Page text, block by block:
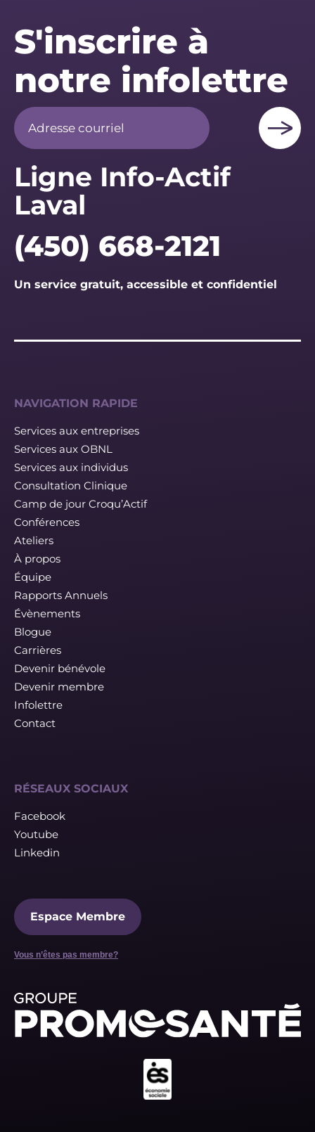
S'inscrire à
notre infolettre
Ligne Info-Actif
Laval
(450) 668-2121
Un service gratuit, accessible et confidentiel
NAVIGATION RAPIDE
Services aux entreprises
Services aux OBNL
Services aux individus
Consultation Clinique
Camp de jour Croqu’Actif
Conférences
Ateliers
À propos
Équipe
Rapports Annuels
Évènements
Blogue
Carrières
Devenir bénévole
Devenir membre
Infolettre
Contact
RÉSEAUX SOCIAUX
Facebook
Youtube
Linkedin
Espace Membre
Vous n’êtes pas membre?